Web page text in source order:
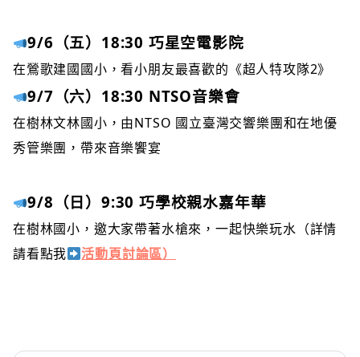
9/6（五）18:30 巧星空電影院
在鶯歌建國國小，看小朋友最喜歡的《超人特攻隊2》
9/7（六）18:30 NTSO音樂會
在樹林文林國小，由NTSO 國立臺灣交響樂團和在地優
秀管樂團，帶來音樂饗宴
9/8（日）9:30巧學校親水嘉年華
在樹林國小，邀大家帶著水槍來，一起快樂玩水（詳情
請看點我
活動頁討論區）